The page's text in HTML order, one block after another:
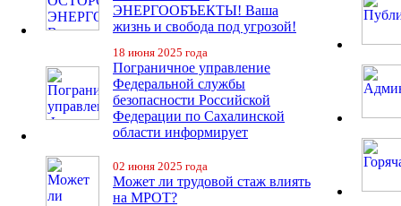
ЭНЕРГООБЪЕКТЫ! Ваша
жизнь и свобода под угрозой!
18 июня 2025 года
Пограничное управление
Федеральной службы
безопасности Российской
Федерации по Сахалинской
области информирует
02 июня 2025 года
Может ли трудовой стаж влиять
на МРОТ?